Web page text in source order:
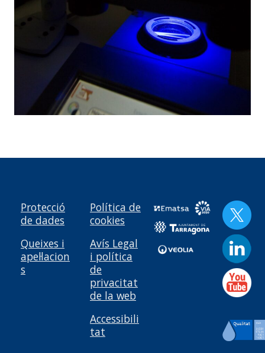
Protecció
de dades
Queixes i
apel·lacion
s
Política de
cookies
Avís Legal
i política
de
privacitat
de la web
Accessibili
tat